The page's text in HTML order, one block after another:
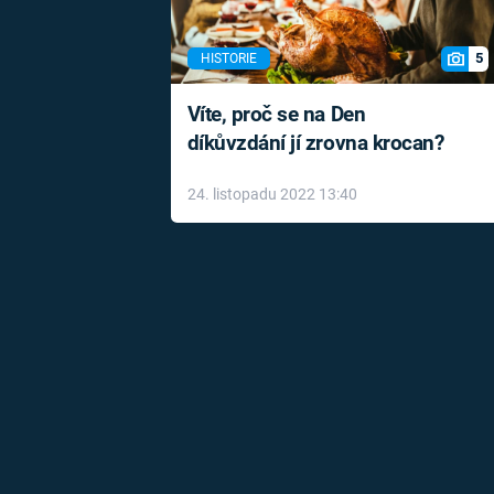
HISTORIE 5
Víte, proč se na Den
díkůvzdání jí zrovna krocan?
24. listopadu 2022 13:40